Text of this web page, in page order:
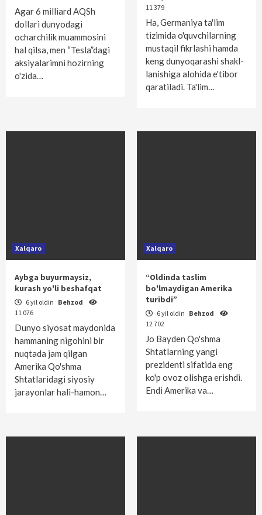
Agar 6 milliard AQSh
dollari dunyodagi
ocharchilik muammosini
hal qilsa, men “Tesla”dagi
aksiyalarimni hozirning
o'zida…
11 379
Ha, Germaniya ta'lim
tizimida o'quvchilarning
mustaqil fikrlashi hamda
keng dunyoqarashi shakl­
lanishiga alohida e'tibor
qaratiladi. Ta'lim…
Xalqaro
Aybga buyurmaysiz,
kurash yo'li beshafqat
6 yil oldin Behzod
11 076
Dunyo siyosat maydonida
hammaning nigohini bir
nuqtada jam qilgan
Amerika Qo'shma
Shtatlaridagi siyosiy
jarayonlar hali-hamon…
Xalqaro
“Oldinda taslim
bo'lmaydigan Amerika
turibdi”
6 yil oldin Behzod
12 702
Jo Bayden Qo'shma
Shtatlarning yangi
prezidenti sifatida eng
ko'p ovoz olishga erishdi.
Endi Amerika va…